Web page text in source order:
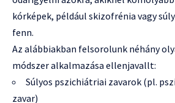
kórképek, például skizofrénia vagy
fenn.
Az alábbiakban felsorolunk néhány
módszer alkalmazása ellenjavallt:
Súlyos pszichiátriai zavarok (pl.
zavar)